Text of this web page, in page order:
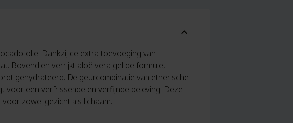
expand_more
olie. Dankzij de extra toevoeging van
Bovendien verrijkt aloë vera gel de formule,
gehydrateerd. De geurcombinatie van etherische
voor een verfrissende en verfijnde beleving. Deze
zowel gezicht als lichaam.